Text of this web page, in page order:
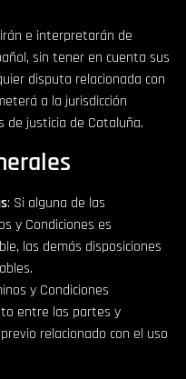
e interpretarán de
sin tener en cuenta sus
disputa relacionada con
a la jurisdicción
de justicia de Cataluña.
: Si alguna de las
y Condiciones es
las demás disposiciones
y Condiciones
entre las partes y
relacionado con el uso